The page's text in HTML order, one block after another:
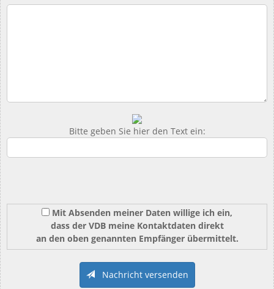
Bitte geben Sie hier den Text ein:
Mit Absenden meiner Daten willige ich ein,
dass der VDB meine Kontaktdaten direkt
an den oben genannten Empfänger übermittelt.
Nachricht versenden